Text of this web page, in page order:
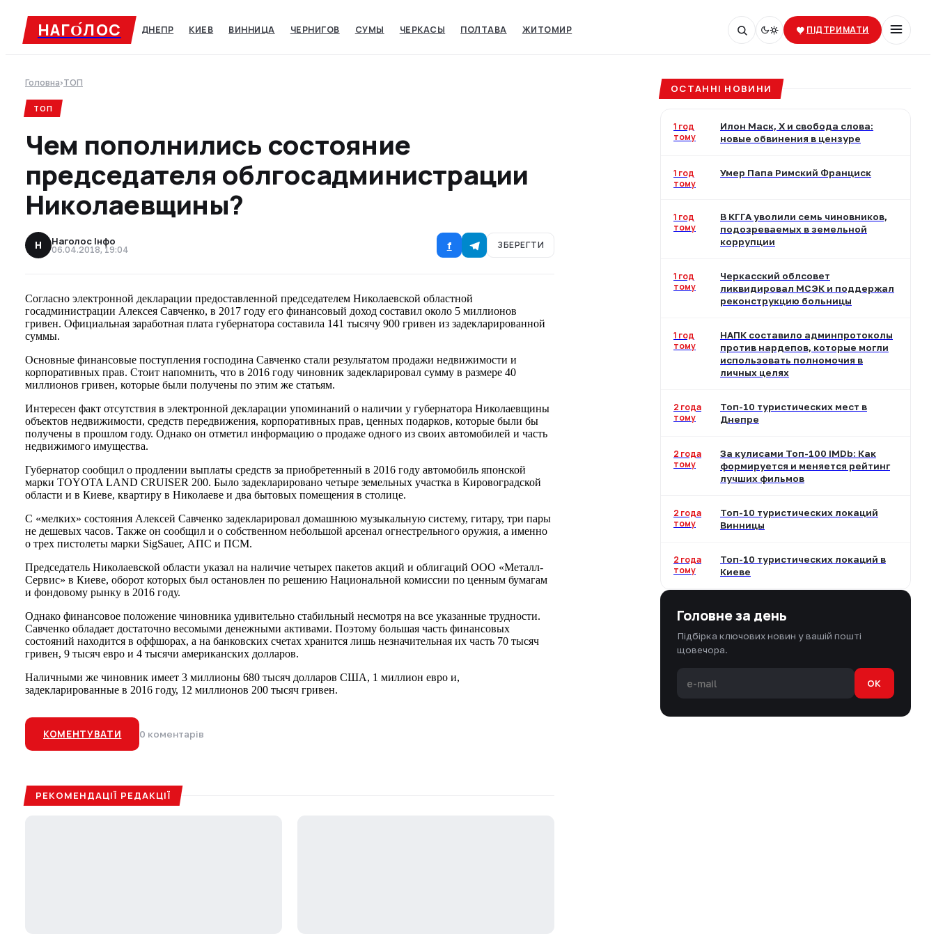
НАГО́ЛОC ДНЕПР КИЕВ ВИННИЦА ЧЕРНИГОВ СУМЫ‎ ЧЕРКАСЫ‎ ПОЛТАВА ЖИТОМИР ПІДТРИМАТИ
Головна›ТОП
ТОП
Чем пополнились состояние
председателя облгосадминистрации
Николаевщины?
Н Наголос Інфо
06.04.2018, 19:04 f ЗБЕРЕГТИ
Согласно электронной декларации предоставленной председателем Николаевской областной
госадминистрации Алексея Савченко, в 2017 году его финансовый доход составил около 5 миллионов
гривен. Официальная заработная плата губернатора составила 141 тысячу 900 гривен из задекларированной
суммы.
Основные финансовые поступления господина Савченко стали результатом продажи недвижимости и
корпоративных прав. Стоит напомнить, что в 2016 году чиновник задекларировал сумму в размере 40
миллионов гривен, которые были получены по этим же статьям.
Интересен факт отсутствия в электронной декларации упоминаний о наличии у губернатора Николаевщины
объектов недвижимости, средств передвижения, корпоративных прав, ценных подарков, которые были бы
получены в прошлом году. Однако он отметил информацию о продаже одного из своих автомобилей и часть
недвижимого имущества.
Губернатор сообщил о продлении выплаты средств за приобретенный в 2016 году автомобиль японской
марки TOYOTA LAND CRUISER 200. Было задекларировано четыре земельных участка в Кировоградской
области и в Киеве, квартиру в Николаеве и два бытовых помещения в столице.
С «мелких» состояния Алексей Савченко задекларировал домашнюю музыкальную систему, гитару, три пары
не дешевых часов. Также он сообщил и о собственном небольшой арсенал огнестрельного оружия, а именно
о трех пистолеты марки SigSauer, АПС и ПСМ.
Председатель Николаевской области указал на наличие четырех пакетов акций и облигаций ООО «Металл-
Сервис» в Киеве, оборот которых был остановлен по решению Национальной комиссии по ценным бумагам
и фондовому рынку в 2016 году.
Однако финансовое положение чиновника удивительно стабильный несмотря на все указанные трудности.
Савченко обладает достаточно весомыми денежными активами. Поэтому большая часть финансовых
состояний находится в оффшорах, а на банковских счетах хранится лишь незначительная их часть 70 тысяч
гривен, 9 тысяч евро и 4 тысячи американских долларов.
Наличными же чиновник имеет 3 миллионы 680 тысяч долларов США, 1 миллион евро и,
задекларированные в 2016 году, 12 миллионов 200 тысяч гривен.
КОМЕНТУВАТИ 0 коментарів
РЕКОМЕНДАЦІЇ РЕДАКЦІЇ
ОСТАННІ НОВИНИ
1 год
тому
Илон Маск, X и свобода слова:
новые обвинения в цензуре
1 год
тому
Умер Папа Римский Франциск
1 год
тому
В КГГА уволили семь чиновников,
подозреваемых в земельной
коррупции
1 год
тому
Черкасский облсовет
ликвидировал МСЭК и поддержал
реконструкцию больницы
1 год
тому
НАПК составило админпротоколы
против нардепов, которые могли
использовать полномочия в
личных целях
2 года
тому
Топ-10 туристических мест в
Днепре
2 года
тому
За кулисами Топ-100 IMDb: Как
формируется и меняется рейтинг
лучших фильмов
2 года
тому
Топ-10 туристических локаций
Винницы
2 года
тому
Топ-10 туристических локаций в
Киеве
Головне за день
Підбірка ключових новин у вашій пошті
щовечора.
OK